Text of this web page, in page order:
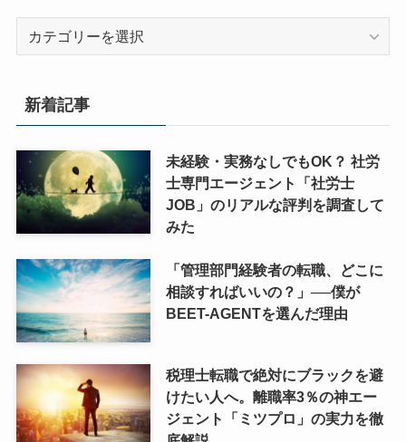
リ
ー
新着記事
未経験・実務なしでもOK？ 社労
士専門エージェント「社労士
JOB」のリアルな評判を調査して
みた
「管理部門経験者の転職、どこに
相談すればいいの？」──僕が
BEET-AGENTを選んだ理由
税理士転職で絶対にブラックを避
けたい人へ。離職率3％の神エー
ジェント「ミツプロ」の実力を徹